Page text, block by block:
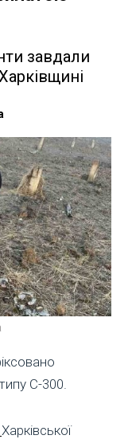
завдали
С-300.
Харківської